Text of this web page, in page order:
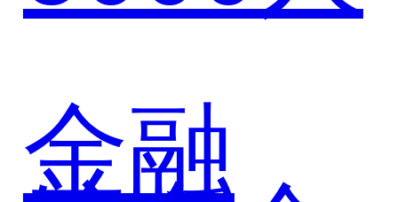
践
北汽产
金融